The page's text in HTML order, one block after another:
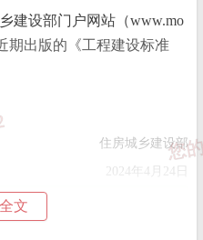
建设部门户网站（www.mo
期出版的《工程建设标准
住房城乡建设部
2024年4月24日
文